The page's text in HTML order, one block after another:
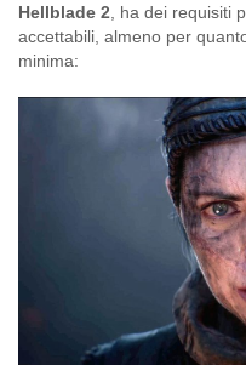
Hellblade 2 , ha dei requisiti
accettabili, almeno per
minima: